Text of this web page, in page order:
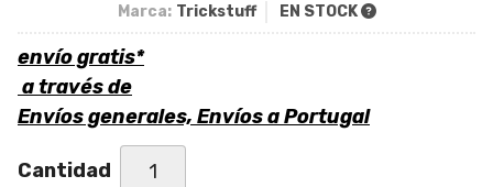
Marca: Trickstuff EN STOCK
envío gratis*
a través de
Envíos generales, Envíos a Portugal
Cantidad